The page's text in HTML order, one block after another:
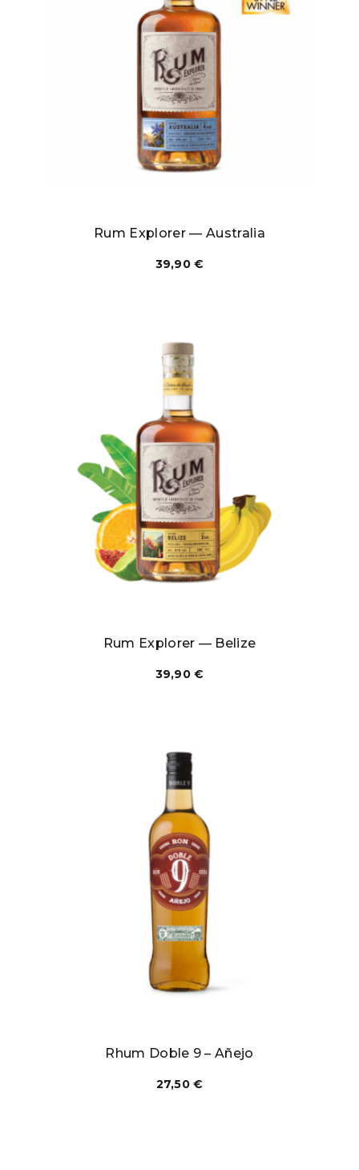
Rum Explorer — Australia
39,90€
Rum Explorer — Belize
39,90€
Rhum Doble 9 – Añejo
27,50€